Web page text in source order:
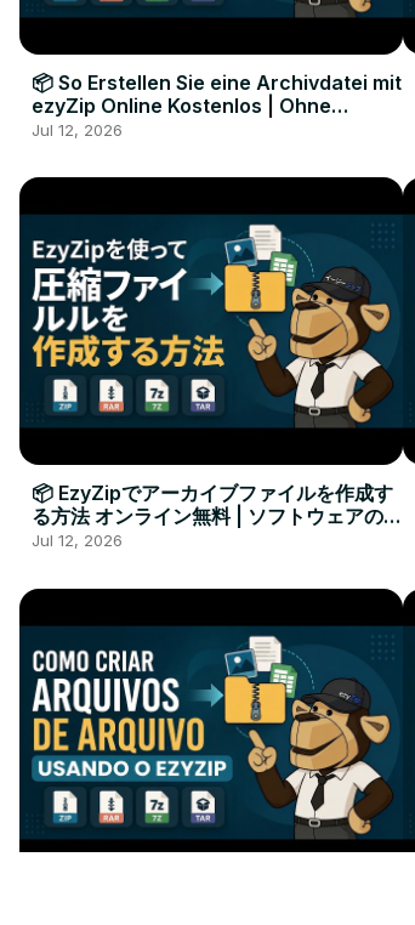
📦 So Erstellen Sie eine Archivdatei mit
ezyZip Online Kostenlos | Ohne
Softwareinstallation
Jul 12, 2026
📦 EzyZipでアーカイブファイルを作成す
る方法 オンライン無料 | ソフトウェアのイ
ンストール不要
Jul 12, 2026